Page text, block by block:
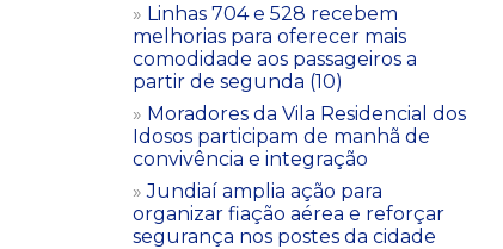
Linhas 704 e 528 recebem
melhorias para oferecer mais
comodidade aos passageiros a
partir de segunda (10)
Moradores da Vila Residencial dos
Idosos participam de manhã de
convivência e integração
Jundiaí amplia ação para
organizar fiação aérea e reforçar
segurança nos postes da cidade